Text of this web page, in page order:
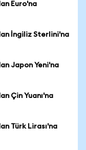
Euro'na
İngiliz Sterlini'na
Japon Yeni'na
Çin Yuanı'na
Türk Lirası'na